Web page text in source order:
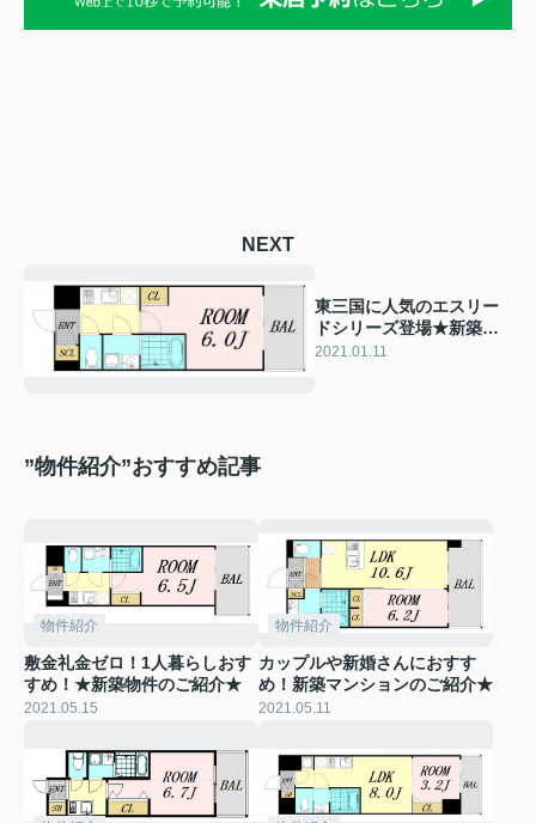
NEXT
東三国に人気のエスリー
ドシリーズ登場★新築物
件のご紹介★
2021.01.11
”物件紹介”おすすめ記事
物件紹介
敷金礼金ゼロ！1人暮らしおす
すめ！★新築物件のご紹介★
2021.05.15
物件紹介
カップルや新婚さんにおすす
め！新築マンションのご紹介★
2021.05.11